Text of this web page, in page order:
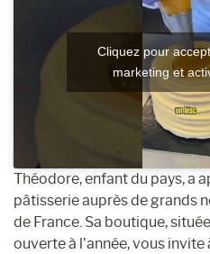
Cliquez pour
marketing et
Théodore, enfant du pays, a
pâtisserie auprès de grands
de France. Sa boutique,
ouverte à l’année, vous